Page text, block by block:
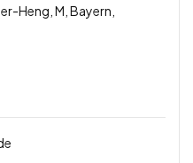
Heng, M, Bayern,